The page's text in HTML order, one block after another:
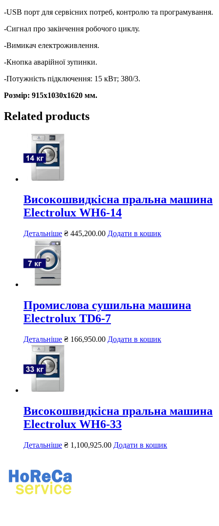
-USB порт для сервісних потреб, контролю та програмування.
-Сигнал про закінчення робочого циклу.
-Вимикач електроживлення.
-Кнопка аварійної зупинки.
-Потужність підключення: 15 кВт; 380/3.
Розмір: 915x1030x1620 мм.
Related products
Високошвидкісна пральна машина
Electrolux WH6-14
Детальніше ₴ 445,200.00 Додати в кошик
Промислова сушильна машина
Electrolux ТD6-7
Детальніше ₴ 166,950.00 Додати в кошик
Високошвидкісна пральна машина
Electrolux WH6-33
Детальніше ₴ 1,100,925.00 Додати в кошик